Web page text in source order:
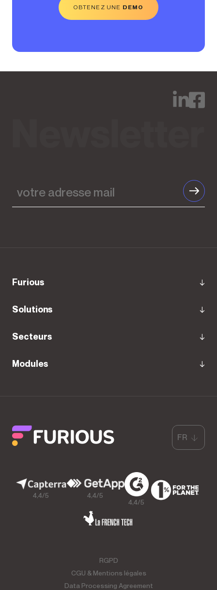
OBTENEZ UNE DEMO
adresse
mail
furious
Solutions
Secteurs
Modules
4,4/5
4,4/5
4,4/5
RGPD
CGU & Mentions légales
Data Processing Agreement
FR